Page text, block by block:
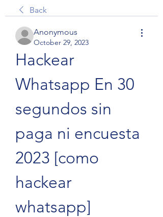
Back
Anonymous
October 29, 2023
Hackear
Whatsapp En 30
segundos sin
paga ni encuesta
2023 [como
hackear
whatsapp]